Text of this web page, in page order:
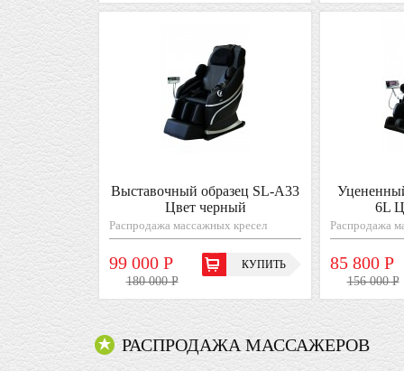
Выставочный образец SL-A33
Цвет черный
Распродажа массажных кресел
180 000 Р
99 000 Р КУПИТЬ
6L
Распродажа
156 000 Р
85 800 Р
РАСПРОДАЖА МАССАЖЕРОВ